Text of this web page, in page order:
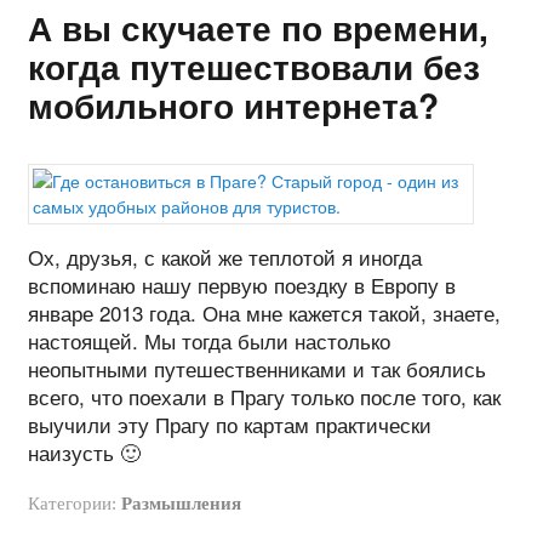
А вы скучаете по времени,
когда путешествовали без
мобильного интернета?
Ох, друзья, с какой же теплотой я иногда
вспоминаю нашу первую поездку в Европу в
январе 2013 года. Она мне кажется такой, знаете,
настоящей. Мы тогда были настолько
неопытными путешественниками и так боялись
всего, что поехали в Прагу только после того, как
выучили эту Прагу по картам практически
наизусть 🙂
Категории: Размышления